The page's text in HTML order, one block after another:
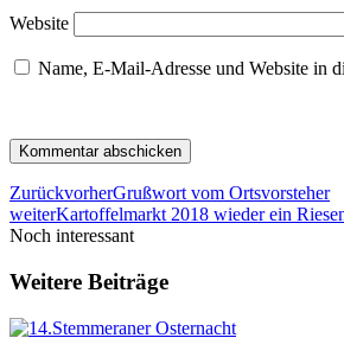
Website
Name, E-Mail-Adresse und Website in
ZurückvorherGrußwort vom Ortsvorsteher
weiterKartoffelmarkt 2018 wieder ein
Noch interessant
Weitere Beiträge